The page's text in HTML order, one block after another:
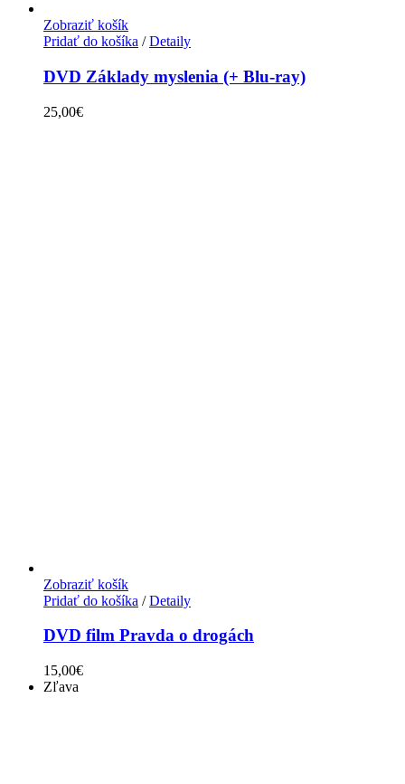
Zobraziť košík
Pridať do košíka / Detaily
DVD Základy myslenia (+ Blu-ray)
25,00€
Zobraziť košík
Pridať do košíka / Detaily
DVD film Pravda o drogách
15,00€
Zľava